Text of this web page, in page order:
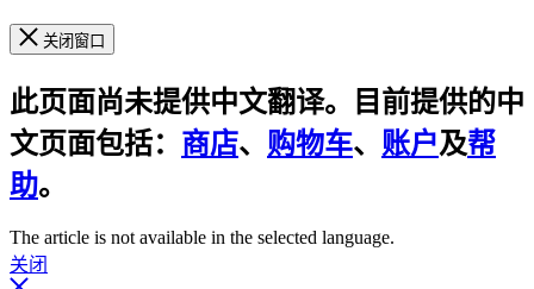
关闭窗口
此页面尚未提供中文翻译。目前提供的中
文页面包括： 商店、 购物车、 账户及帮
助。
The article is not available in the selected language.
关闭